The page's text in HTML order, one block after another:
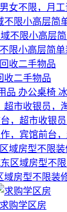
女不限，月工
不限小高层简
限小高层简
收二手物品
品 办公桌椅
，超市收银员
，宾馆前台
区域房型不限
域房型不限装
求购学区房